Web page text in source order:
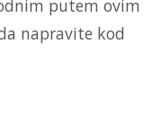
putem ovim
napravite kod